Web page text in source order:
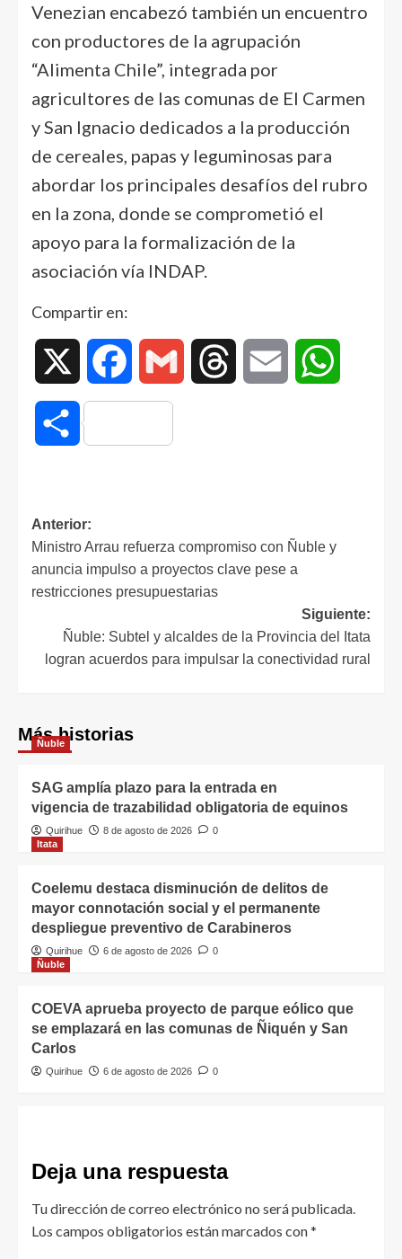
Venezian encabezó también un encuentro
con productores de la agrupación
“Alimenta Chile”, integrada por
agricultores de las comunas de El Carmen
y San Ignacio dedicados a la producción
de cereales, papas y leguminosas para
abordar los principales desafíos del rubro
en la zona, donde se comprometió el
apoyo para la formalización de la
asociación vía INDAP.
Compartir en:
Facebook Gmail Threads Email
Compartir
Anterior:
Ministro Arrau refuerza compromiso con Ñuble y
anuncia impulso a proyectos clave pese a
restricciones presupuestarias
Siguiente:
Ñuble: Subtel y alcaldes de la Provincia del Itata
logran acuerdos para impulsar la conectividad rural
Más historias
Ñuble
SAG amplía plazo para la entrada en
vigencia de trazabilidad obligatoria de equinos
Quirihue 8 de agosto de 2026
0
Itata
Coelemu destaca disminución de delitos de
mayor connotación social y el permanente
despliegue preventivo de Carabineros
Quirihue 6 de agosto de 2026
0
Ñuble
COEVA aprueba proyecto de parque eólico que
se emplazará en las comunas de Ñiquén y San
Carlos
Quirihue 6 de agosto de 2026 0
Deja una respuesta
Tu dirección de correo electrónico no será publicada.
Los campos obligatorios están marcados con*